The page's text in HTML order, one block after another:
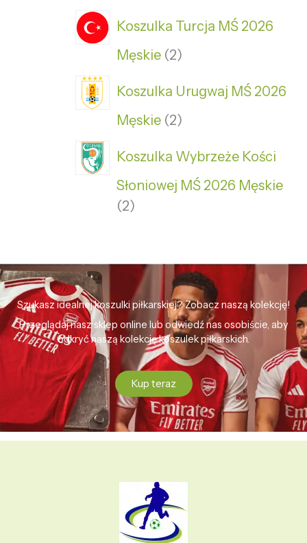
Koszulka Turcja MŚ 2026
Męskie 2
Koszulka Urugwaj MŚ 2026
Męskie 2
Koszulka Wybrzeże Kości
Słoniowej MŚ 2026 Męskie
2
Szukasz idealnej koszulki piłkarskiej? Zobacz naszą kolekcję!
Przeglądaj nasz sklep online lub odwiedź nas osobiście, aby
odkryć naszą kolekcję koszulek piłkarskich.
Kup teraz